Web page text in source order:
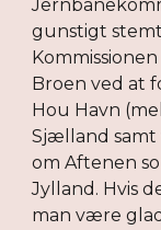
gunstigt
Broen ved at
Hou Havn
Sjælland samt
om Aftenen
Jylland. Hvis
man være